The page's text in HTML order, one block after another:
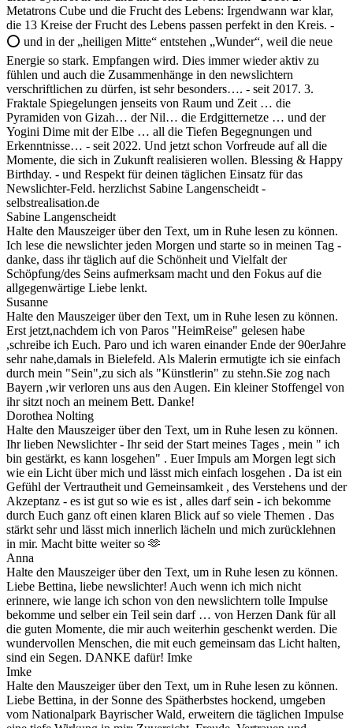
Metatrons Cube und die Frucht des Lebens: Irgendwann war klar,
die 13 Kreise der Frucht des Lebens passen perfekt in den Kreis. -
⭕️ und in der „heiligen Mitte“ entstehen „Wunder“, weil die neue
Energie so stark. Empfangen wird. Dies immer wieder aktiv zu
fühlen und auch die Zusammenhänge in den newslichtern
verschriftlichen zu dürfen, ist sehr besonders…. - seit 2017. 3.
Fraktale Spiegelungen jenseits von Raum und Zeit … die
Pyramiden von Gizah… der Nil… die Erdgitternetze … und der
Yogini Dime mit der Elbe … all die Tiefen Begegnungen und
Erkenntnisse… - seit 2022. Und jetzt schon Vorfreude auf all die
Momente, die sich in Zukunft realisieren wollen. Blessing & Happy
Birthday. - und Respekt für deinen täglichen Einsatz für das
Newslichter-Feld. herzlichst Sabine Langenscheidt -
selbstrealisation.de
Sabine Langenscheidt
Halte den Mauszeiger über den Text, um in Ruhe lesen zu können.
Ich lese die newslichter jeden Morgen und starte so in meinen Tag -
danke, dass ihr täglich auf die Schönheit und Vielfalt der
Schöpfung/des Seins aufmerksam macht und den Fokus auf die
allgegenwärtige Liebe lenkt.
Susanne
Halte den Mauszeiger über den Text, um in Ruhe lesen zu können.
Erst jetzt,nachdem ich von Paros "HeimReise" gelesen habe
,schreibe ich Euch. Paro und ich waren einander Ende der 90erJahre
sehr nahe,damals in Bielefeld. Als Malerin ermutigte ich sie einfach
durch mein "Sein",zu sich als "Künstlerin" zu stehn.Sie zog nach
Bayern ,wir verloren uns aus den Augen. Ein kleiner Stoffengel von
ihr sitzt noch an meinem Bett. Danke!
Dorothea Nolting
Halte den Mauszeiger über den Text, um in Ruhe lesen zu können.
Ihr lieben Newslichter - Ihr seid der Start meines Tages , mein " ich
bin gestärkt, es kann losgehen" . Euer Impuls am Morgen legt sich
wie ein Licht über mich und lässt mich einfach losgehen . Da ist ein
Gefühl der Vertrautheit und Gemeinsamkeit , des Verstehens und der
Akzeptanz - es ist gut so wie es ist , alles darf sein - ich bekomme
durch Euch ganz oft einen klaren Blick auf so viele Themen . Das
stärkt sehr und lässt mich innerlich lächeln und mich zurücklehnen
in mir. Macht bitte weiter so 🫶
Anna
Halte den Mauszeiger über den Text, um in Ruhe lesen zu können.
Liebe Bettina, liebe newslichter! Auch wenn ich mich nicht
erinnere, wie lange ich schon von den newslichtern tolle Impulse
bekomme und selber ein Teil sein darf … von Herzen Dank für all
die guten Momente, die mir auch weiterhin geschenkt werden. Die
wundervollen Menschen, die mit euch gemeinsam das Licht halten,
sind ein Segen. DANKE dafür! Imke
Imke
Halte den Mauszeiger über den Text, um in Ruhe lesen zu können.
Liebe Bettina, in der Sonne des Spätherbstes hockend, umgeben
vom Nationalpark Bayrischer Wald, erweitern die täglichen Impulse